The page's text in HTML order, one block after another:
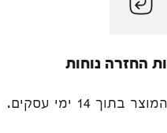
החזרה נוחות
14 ימי עסקים.